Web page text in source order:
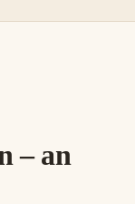
– an